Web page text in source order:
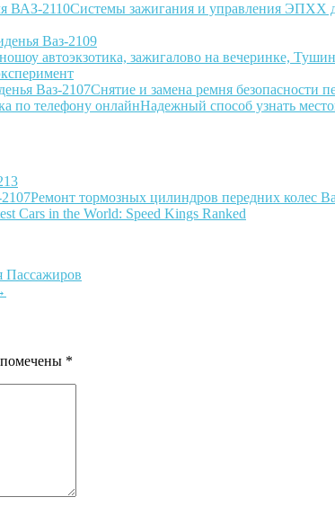
Системы зажигания и управления ЭПХХ
Ваз-2109
шоу автоэкзотика, зажигалово на вечеринке,
Снятие и замена ремня безопасности
Надежный способ узнать
Ремонт тормозных цилиндров передних колес
Cars in the World: Speed Kings Ranked
Пассажиров
*